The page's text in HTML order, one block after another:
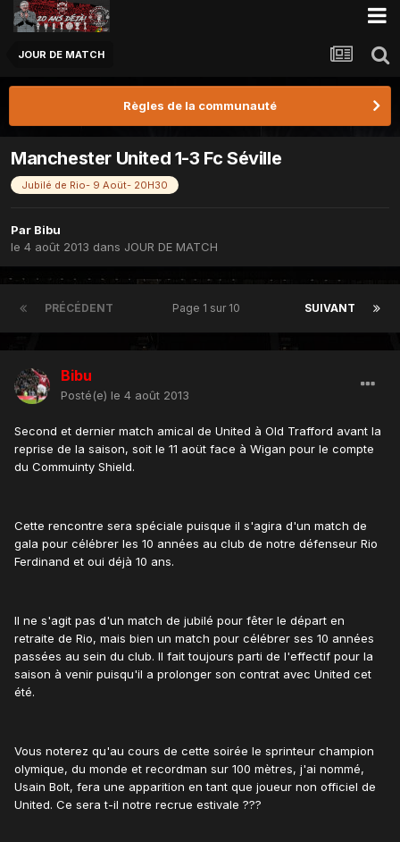
JOUR DE MATCH
Règles de la communauté
Manchester United 1-3 Fc Séville
Jubilé de Rio- 9 Aoüt- 20H30
Par Bibu
le 4 août 2013 dans JOUR DE MATCH
PRÉCÉDENT SUIVANT
Page 1 sur 10
Bibu
Posté(e) le 4 août 2013
Second et dernier match amical de United à Old Trafford avant la
reprise de la saison, soit le 11 aoüt face à Wigan pour le compte
du Commuinty Shield.
Cette rencontre sera spéciale puisque il s'agira d'un match de
gala pour célébrer les 10 années au club de notre défenseur Rio
Ferdinand et oui déjà 10 ans.
Il ne s'agit pas d'un match de jubilé pour fêter le départ en
retraite de Rio, mais bien un match pour célébrer ses 10 années
passées au sein du club. Il fait toujours parti de l'effectif pour la
saison à venir puisqu'il a prolonger son contrat avec United cet
été.
Vous noterez qu'au cours de cette soirée le sprinteur champion
olymique, du monde et recordman sur 100 mètres, j'ai nommé,
Usain Bolt, fera une apparition en tant que joueur non officiel de
United. Ce sera t-il notre recrue estivale ???